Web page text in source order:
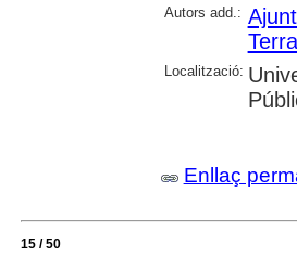
Autors add.:
Localització:
Enllaç
15 / 50